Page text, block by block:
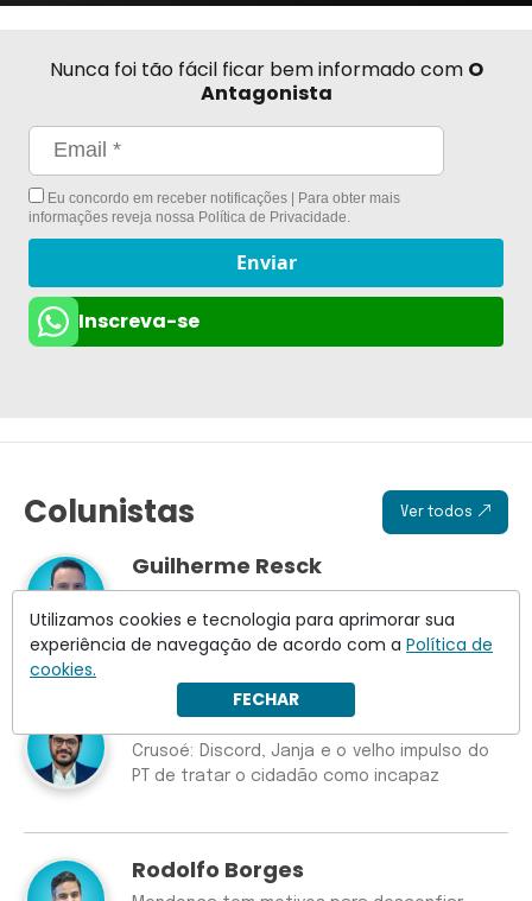
Utilizamos cookies e tecnologia para aprimorar sua
experiência de navegação de acordo com a Política de
cookies.
FECHAR
Nunca foi tão fácil ficar bem informado com O
Antagonista
Eu concordo em receber notificações | Para obter mais
informações reveja nossa Política de Privacidade.
Enviar
Inscreva-se
Colunistas Ver todos
Guilherme Resck
em oito anos
Wilson Lima
Crusoé: Discord, Janja e o velho impulso do
PT de tratar o cidadão como incapaz
Rodolfo Borges